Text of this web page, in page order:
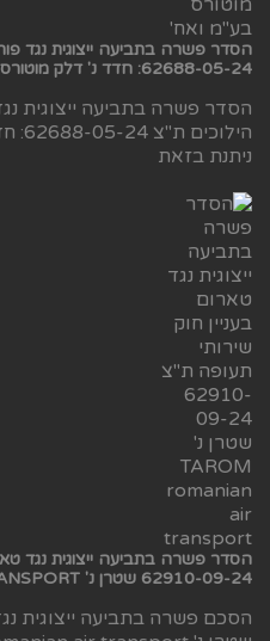
הסדר פשרה בתביעה ייצוגית נגד
62688-05-24: חדד נ' דלק מוטורס בע"מ ואח'
הסדר פשרה בתביעה ייצוגית
ניתנת בזאת
הסדר פשרה בתביעה ייצוגית נגד
62910-09-24 שטרן נ' TAROM ROMANIAN AIR TRANSPORT